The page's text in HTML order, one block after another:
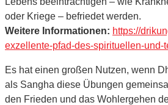
oder Kriege – befriedet werden.
Weitere Informationen: https://
exzellente-pfad-des-spirituellen-und-
Es hat einen großen Nutzen, wenn
als Sangha diese Übungen
den Frieden und das Wohlergehen